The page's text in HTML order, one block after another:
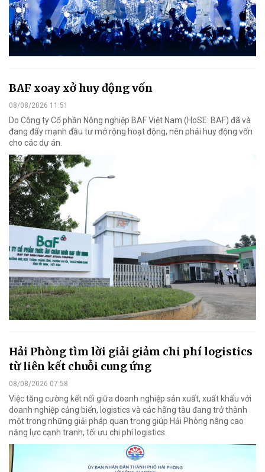
BAF xoay xở huy động vốn
08/08/2026 11:51
Do Công ty Cổ phần Nông nghiệp BAF Việt Nam (HoSE: BAF) đã và
đang đẩy mạnh đầu tư mở rộng hoạt động, nên phải huy động vốn
cho các dự án.
Hải Phòng tìm lời giải giảm chi phí logistics
từ liên kết chuỗi cung ứng
08/08/2026 07:58
Việc tăng cường kết nối giữa doanh nghiệp sản xuất, xuất khẩu với
doanh nghiệp cảng biển, logistics và các hãng tàu đang trở thành
một trong những giải pháp quan trọng giúp Hải Phòng nâng cao
năng lực cạnh tranh, tối ưu chi phí logistics.